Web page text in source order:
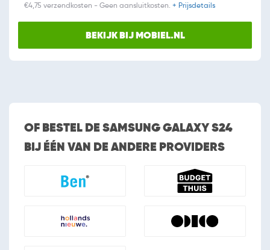
€4,75 verzendkosten - Geen aansluitkosten. + Prijsdetails
BEKIJK BIJ MOBIEL.NL
OF BESTEL DE SAMSUNG GALAXY S24
BIJ ÉÉN VAN DE ANDERE PROVIDERS